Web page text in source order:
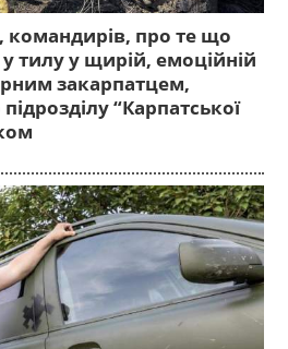
командирів, про те що
у тилу у щирій, емоційній
закарпатцем,
“Карпатської